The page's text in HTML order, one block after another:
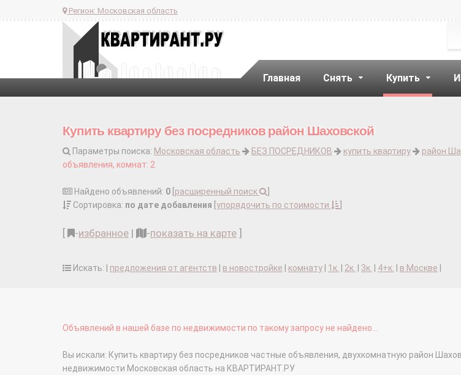
Регион: Московская область
Главная Снять Купить
Купить квартиру без посредников район Шаховской
Параметры поиска: Московская область БЕЗ ПОСРЕДНИКОВ купить квартиру район
объявления, комнат: 2
Найдено объявлений: 0 расширенный поиск
Сортировка: по дате добавления упорядочить по стоимости
-избранное | -показать на карте
Искать: | предложения от агентств в новостройке комнату 1к. 2к. 3к. 4+к. в Москве
Объявлений в нашей базе по недвижимости по такому запросу не найдено...
Вы искали: Купить квартиру без посредников частные объявления, двухкомнатную район
недвижимости Московская область на КВАРТИРАНТ.РУ